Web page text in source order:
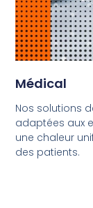
Médical
Nos solutions
adaptées aux
une chaleur
des patients.